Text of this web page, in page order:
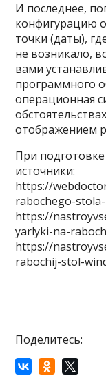
И последнее,
конфигурацию
точки (даты),
не возникало,
вами
программного
операционная
отображением
При
источники:
https://
rabochego-
https://
yarlyki-na-
https://
rabochij-stol-
Поделитесь: